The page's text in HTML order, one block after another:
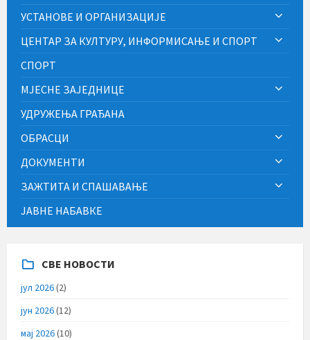
УСТАНОВЕ И ОРГАНИЗАЦИЈЕ
ЦЕНТАР ЗА КУЛТУРУ, ИНФОРМИСАЊЕ И СПОРТ
СПОРТ
МЈЕСНЕ ЗАЈЕДНИЦЕ
УДРУЖЕЊА ГРАЂАНА
ОБРАСЦИ
ДОКУМЕНТИ
ЗАЖТИТА И СПАШАВАЊЕ
ЈАВНЕ НАБАВКЕ
СВЕ НОВОСТИ
јул 2026(2)
јун 2026(12)
мај 2026(10)